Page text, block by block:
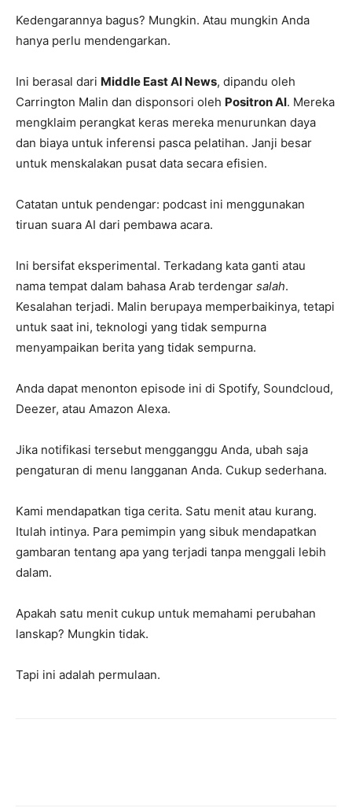
Kedengarannya bagus? Mungkin. Atau mungkin Anda
hanya perlu mendengarkan.
Ini berasal dari Middle East AI News, dipandu oleh
Carrington Malin dan disponsori oleh Positron AI. Mereka
mengklaim perangkat keras mereka menurunkan daya
dan biaya untuk inferensi pasca pelatihan. Janji besar
untuk menskalakan pusat data secara efisien.
Catatan untuk pendengar: podcast ini menggunakan
tiruan suara AI dari pembawa acara.
Ini bersifat eksperimental. Terkadang kata ganti atau
nama tempat dalam bahasa Arab terdengar salah.
Kesalahan terjadi. Malin berupaya memperbaikinya, tetapi
untuk saat ini, teknologi yang tidak sempurna
menyampaikan berita yang tidak sempurna.
Anda dapat menonton episode ini di Spotify, Soundcloud,
Deezer, atau Amazon Alexa.
Jika notifikasi tersebut mengganggu Anda, ubah saja
pengaturan di menu langganan Anda. Cukup sederhana.
Kami mendapatkan tiga cerita. Satu menit atau kurang.
Itulah intinya. Para pemimpin yang sibuk mendapatkan
gambaran tentang apa yang terjadi tanpa menggali lebih
dalam.
Apakah satu menit cukup untuk memahami perubahan
lanskap? Mungkin tidak.
Tapi ini adalah permulaan.